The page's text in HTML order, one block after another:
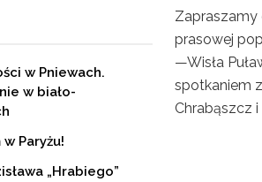
w Pniewach.
w biało-
Paryżu!
„Hrabiego”
Zapraszamy
prasowej
—Wisła
spotkaniem
Chrabąszcz